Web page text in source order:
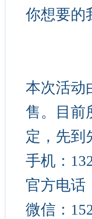
你想要的
本次活动
售。目前
定，先到
手机：
官方电话
微信：